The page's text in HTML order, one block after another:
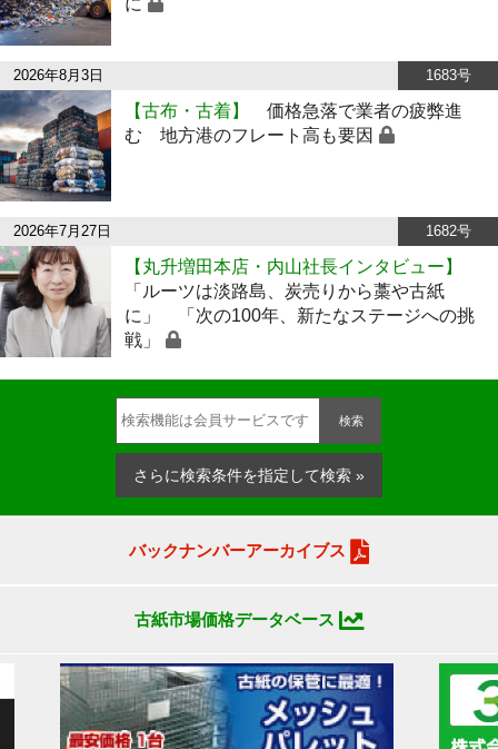
2026年8月3日 1683号
【古布・古着】
価格急落で業者の疲弊進
む 地方港のフレート高も要因
2026年7月27日 1682号
【丸升増田本店・内山社長インタビュー】
「ルーツは淡路島、炭売りから藁や古紙
に」 「次の100年、新たなステージへの挑
戦」
検索
さらに検索条件を指定して検索 »
バックナンバーアーカイブス
古紙市場価格データベース